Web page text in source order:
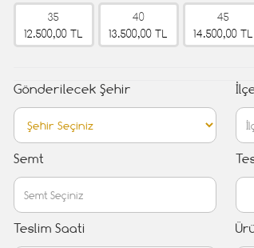
35
12.500,00 TL
40
13.500,00 TL
45
14.500,00 TL
Gönderilecek Şehir
Semt
Teslim Saati